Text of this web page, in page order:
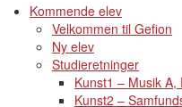
Kommende elev
Velkommen til Gefion
Ny elev
Studieretninger
Kunst1 – Musik A,
Kunst2 –